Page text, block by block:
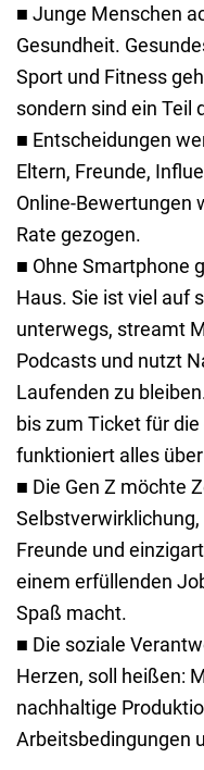
■ Junge Menschen
Gesundheit.
Sport und Fitness
sondern sind ein Teil
■ Entscheidungen
Eltern, Freunde,
Online-Bewertungen
Rate gezogen.
■ Ohne Smartphone
Haus. Sie ist viel auf
unterwegs, streamt
Podcasts und nutzt
Laufenden zu
bis zum Ticket für
funktioniert alles
■ Die Gen Z möchte
Freunde und
einem erfüllenden
Spaß macht.
■ Die soziale
Herzen, soll heißen:
nachhaltige
Arbeitsbedingungen